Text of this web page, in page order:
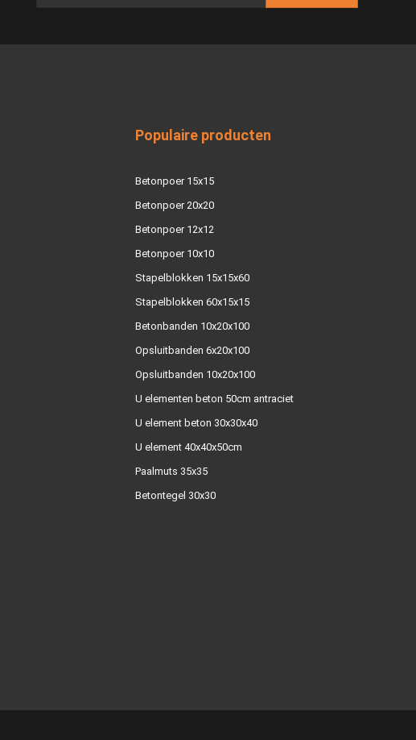
Populaire producten
Betonpoer 15x15
Betonpoer 20x20
Betonpoer 12x12
Betonpoer 10x10
Stapelblokken 15x15x60
Stapelblokken 60x15x15
Betonbanden 10x20x100
Opsluitbanden 6x20x100
Opsluitbanden 10x20x100
U elementen beton 50cm antraciet
U element beton 30x30x40
U element 40x40x50cm
Paalmuts 35x35
Betontegel 30x30